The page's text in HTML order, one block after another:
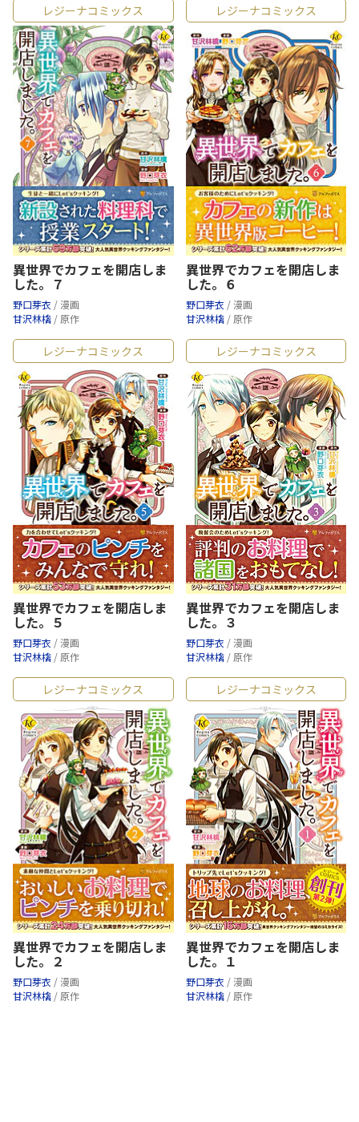
レジーナコミックス
異世界でカフェを開店しま
した。７
野口芽衣 / 漫画
甘沢林檎 / 原作
レジーナコミックス
異世界でカフェを開店しま
した。６
野口芽衣 / 漫画
甘沢林檎 / 原作
レジーナコミックス
異世界でカフェを開店しま
した。５
野口芽衣 / 漫画
甘沢林檎 / 原作
レジーナコミックス
異世界でカフェを開店しま
した。３
野口芽衣 / 漫画
甘沢林檎 / 原作
レジーナコミックス
異世界でカフェを開店しま
した。２
野口芽衣 / 漫画
甘沢林檎 / 原作
レジーナコミックス
異世界でカフェを開店しま
した。１
野口芽衣 / 漫画
甘沢林檎 / 原作